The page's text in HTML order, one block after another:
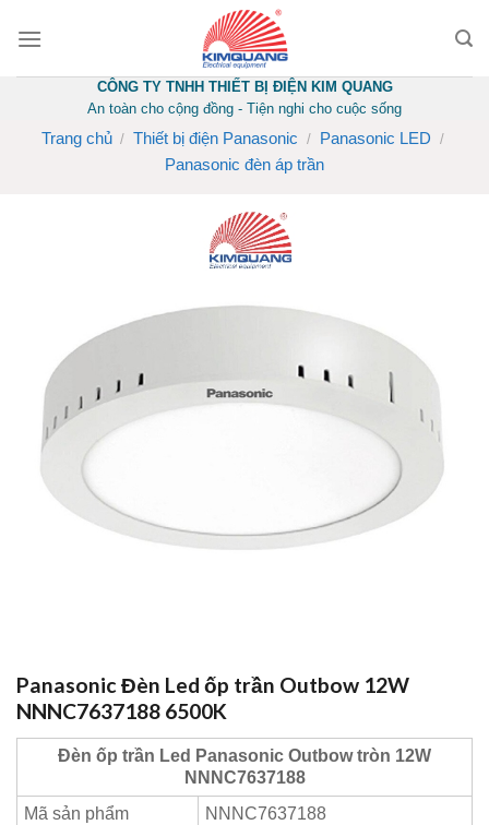
CÔNG TY TNHH THIẾT BỊ ĐIỆN KIM QUANG
An toàn cho cộng đồng - Tiện nghi cho cuộc sống
Trang chủ / Thiết bị điện Panasonic / Panasonic LED /
Panasonic đèn áp trần
Panasonic Đèn Led ốp trần Outbow 12W
NNNC7637188 6500K
Đèn ốp trần Led Panasonic Outbow tròn 12W
NNNC7637188
Mã sản phẩm
NNNC7637188